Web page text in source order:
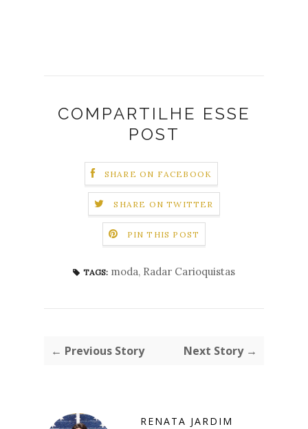
COMPARTILHE ESSE
POST
SHARE ON FACEBOOK
SHARE ON TWITTER
PIN THIS POST
TAGS: moda, Radar Carioquistas
← Previous Story Next Story →
RENATA JARDIM